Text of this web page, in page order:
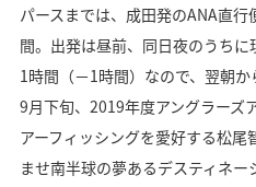
パースまでは、成田発のANA直
間。出発は昼前、同日夜のうち
1時間（－1時間）なので、翌朝か
9月下旬、2019年度アングラーズ
アーフィッシングを愛好する松
ませ南半球の夢あるデスティネー